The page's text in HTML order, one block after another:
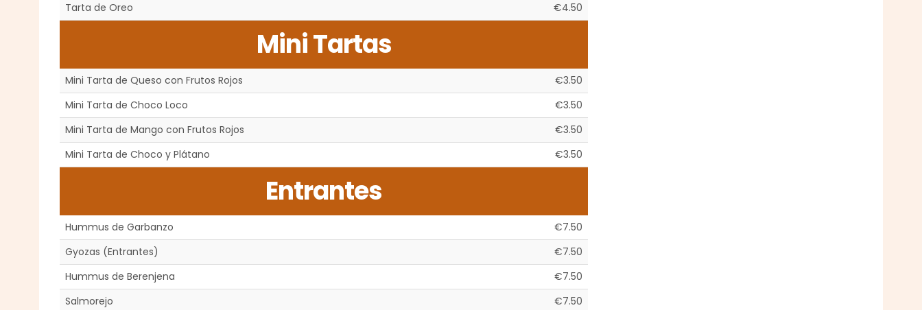
Tarta de Oreo
€4.50
Mini Tartas
Mini Tarta de Queso con Frutos Rojos
€3.50
Mini Tarta de Choco Loco
€3.50
Mini Tarta de Mango con Frutos Rojos
€3.50
Mini Tarta de Choco y Plátano
€3.50
Entrantes
Hummus de Garbanzo
€7.50
Gyozas (Entrantes)
€7.50
Hummus de Berenjena
€7.50
Salmorejo
€7.50